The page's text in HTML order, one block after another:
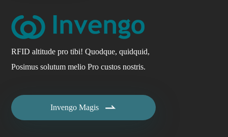
RFID altitude pro tibi! Quodque, quidquid,
Posimus solutum melio Pro custos nostris.
Invengo Magis 